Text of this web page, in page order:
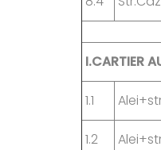
I.CARTIER
1.1
1.2